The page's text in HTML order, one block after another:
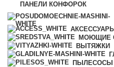
ПАНЕЛИ КОНФОРОК
МОЮЩИЕ
ВЫТЯЖКИ
ПЫЛЕСОСЫ